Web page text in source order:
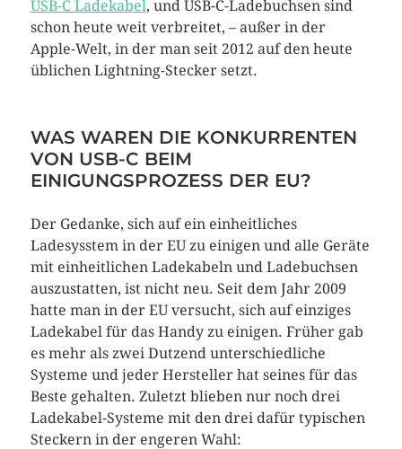
USB-C Ladekabel , und USB-C-Ladebuchsen sind
schon heute weit verbreitet, – außer in der
Apple-Welt, in der man seit 2012 auf den heute
üblichen Lightning-Stecker setzt.
WAS WAREN DIE KONKURRENTEN
VON USB-C BEIM
EINIGUNGSPROZESS DER EU?
Der Gedanke, sich auf ein einheitliches
Ladesysstem in der EU zu einigen und alle Geräte
mit einheitlichen Ladekabeln und Ladebuchsen
auszustatten, ist nicht neu. Seit dem Jahr 2009
hatte man in der EU versucht, sich auf einziges
Ladekabel für das Handy zu einigen. Früher gab
es mehr als zwei Dutzend unterschiedliche
Systeme und jeder Hersteller hat seines für das
Beste gehalten. Zuletzt blieben nur noch drei
Ladekabel-Systeme mit den drei dafür typischen
Steckern in der engeren Wahl: